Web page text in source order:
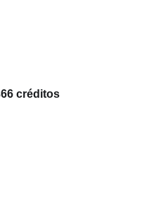
créditos